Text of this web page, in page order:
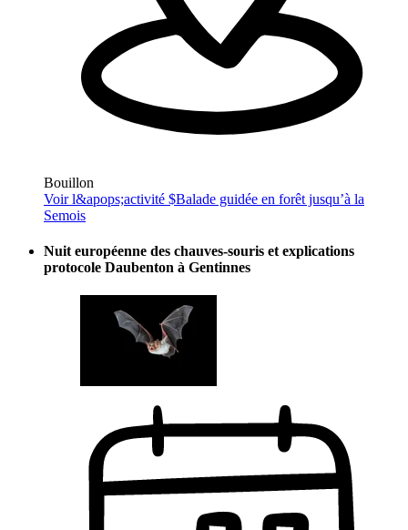
Bouillon
Voir l&apops;activité $Balade guidée en forêt jusqu’à la
Semois
Nuit européenne des chauves-souris et explications
protocole Daubenton à Gentinnes